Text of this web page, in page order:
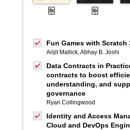
Fun Games with Scratch
Arijit Mallick,Abhay B. Joshi
Data Contracts in
contracts to boost
understanding, and
governance
Ryan Collingwood
Identity and Access
Cloud and DevOps